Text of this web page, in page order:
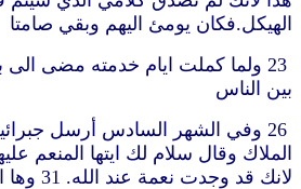
الهيكل.فكان يومئ اليهم وبقي صامتا
بين الناس